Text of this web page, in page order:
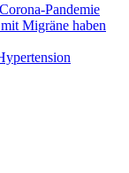
Pandemie
Migräne haben